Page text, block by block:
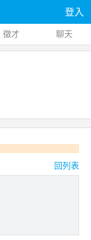
登入
徵才 聊天
回列表